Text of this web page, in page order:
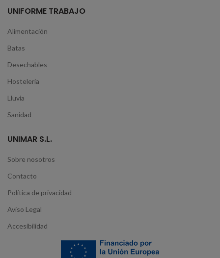
UNIFORME TRABAJO
Alimentación
Batas
Desechables
Hostelería
Lluvia
Sanidad
UNIMAR S.L.
Sobre nosotros
Contacto
Política de privacidad
Aviso Legal
Accesibilidad